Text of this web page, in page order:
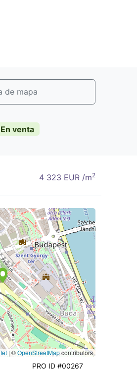
de mapa
En venta
4 323 EUR /m2
| ©OpenStreetMapcontributors
PRO ID #00267